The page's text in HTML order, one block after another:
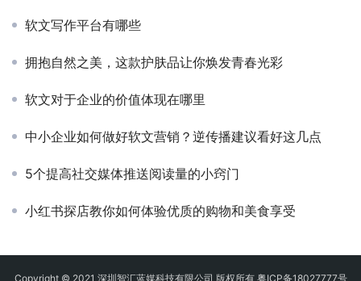
软文写作平台有哪些
拥抱自然之美，这款护肤品让你焕发青春光彩
软文对于企业的价值体现在哪里
中小企业如何做好软文营销？逆传播建议看好这几点
5个提高社交媒体推送阅读量的小窍门
小红书探店教你如何体验优质的购物和美食享受
Copyright © 2021 深圳智汇蓝媒科技有限公司 版权所有 粤ICP备18027777号